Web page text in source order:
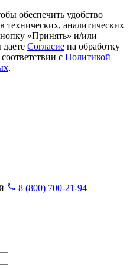
обеспечить удобство
технических, аналитических
«Принять» и/или
Согласие на обработку
с Политикой
.
8 (800) 700-21-94